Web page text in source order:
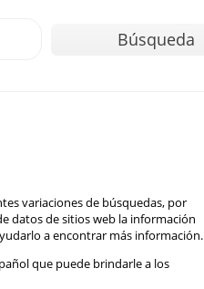
Búsqueda
variaciones de búsquedas, por
datos de sitios web la información
a encontrar más información.
que puede brindarle a los